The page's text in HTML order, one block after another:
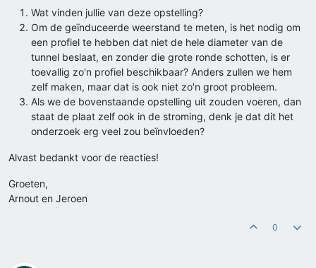
Wat vinden jullie van deze opstelling?
Om de geïnduceerde weerstand te meten, is het nodig om
een profiel te hebben dat niet de hele diameter van de
tunnel beslaat, en zonder die grote ronde schotten, is er
toevallig zo'n profiel beschikbaar? Anders zullen we hem
zelf maken, maar dat is ook niet zo'n groot probleem.
Als we de bovenstaande opstelling uit zouden voeren, dan
staat de plaat zelf ook in de stroming, denk je dat dit het
onderzoek erg veel zou beïnvloeden?
Alvast bedankt voor de reacties!
Groeten,
Arnout en Jeroen
0